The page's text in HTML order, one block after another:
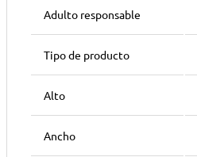
Adulto responsable
Tipo de producto
Alto
Ancho